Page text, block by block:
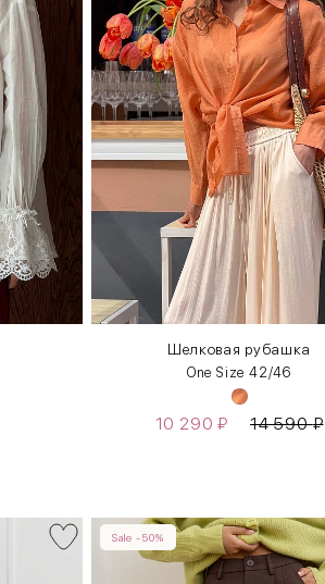
Шелковая рубашка
One Size 42/46
10 290₽ 14 590₽
Sale -50%